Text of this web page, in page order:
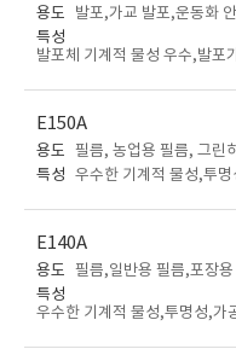
용도
발포,가교 발포,운동화
특성
발포체 기계적 물성 우수,발포
E150A
용도 필름, 농업용 필름, 그린
특성 우수한 기계적 물성,투
E140A
용도 필름,일반용 필름,포장용
특성
우수한 기계적 물성,투명성,